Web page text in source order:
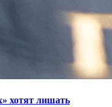
хотят лишать